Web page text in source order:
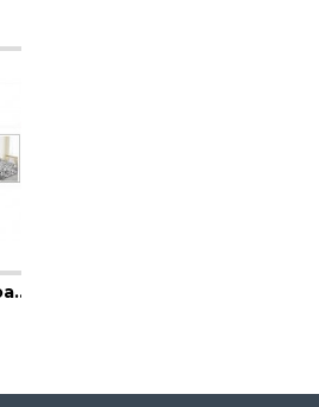
Lenjerie Finet 6 Pucioasa Home